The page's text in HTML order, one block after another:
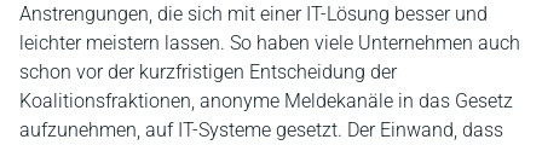
Anstrengungen, die sich mit einer IT-Lösung besser und
leichter meistern lassen. So haben viele Unternehmen auch
schon vor der kurzfristigen Entscheidung der
Koalitionsfraktionen, anonyme Meldekanäle in das Gesetz
aufzunehmen, auf IT-Systeme gesetzt. Der Einwand, dass